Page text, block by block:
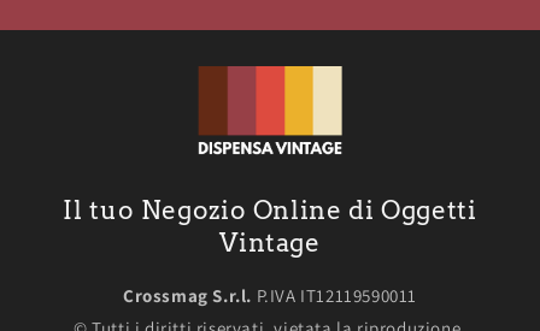
Il tuo Negozio Online di Oggetti
Vintage
Crossmag S.r.l. P.IVA IT12119590011